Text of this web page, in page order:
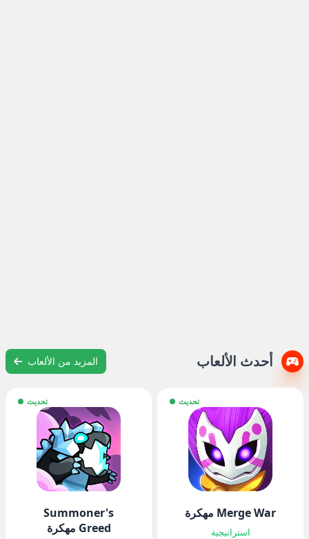
أحدث الألعاب المزيد من الألعاب
تحديث
Merge War مهكرة
استراتيجية
تحديث
Summoner's
Greed مهكرة